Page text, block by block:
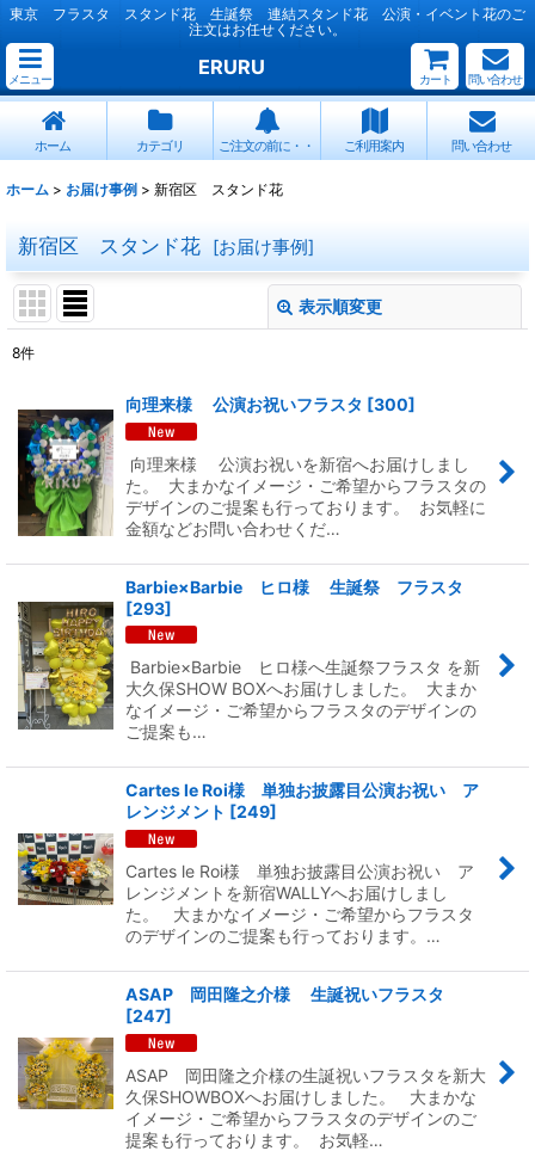
東京 フラスタ スタンド花 生誕祭 連結スタンド花 公演・イベント花のご
注文はお任せください。
メニュー
ERURU
カート 問い合わせ
ホーム カテゴリ ご注文の前に・・ ご利用案内 問い合わせ
ホーム > お届け事例 > 新宿区 スタンド花
新宿区 スタンド花 [お届け事例]
表示順変更
並び順:
絞り込む
8件
向理来様 公演お祝いフラスタ [300]
向理来様 公演お祝いを新宿へお届けしまし
た。 大まかなイメージ・ご希望からフラスタの
デザインのご提案も行っております。 お気軽に
金額などお問い合わせくだ…
Barbie×Barbie ヒロ様 生誕祭 フラスタ
[293]
Barbie×Barbie ヒロ様へ生誕祭フラスタ を新
大久保SHOW BOXへお届けしました。 大まか
なイメージ・ご希望からフラスタのデザインの
ご提案も…
Cartes le Roi様 単独お披露目公演お祝い ア
レンジメント [249]
Cartes le Roi様 単独お披露目公演お祝い ア
レンジメントを新宿WALLYへお届けしまし
た。 大まかなイメージ・ご希望からフラスタ
のデザインのご提案も行っております。…
ASAP 岡田隆之介様 生誕祝いフラスタ
[247]
ASAP 岡田隆之介様の生誕祝いフラスタを新大
久保SHOWBOXへお届けしました。 大まかな
イメージ・ご希望からフラスタのデザインのご
提案も行っております。 お気軽…